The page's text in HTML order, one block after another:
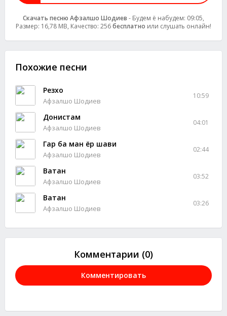
Скачать песню Афзалшо Шодиев - Будем ё набудем: 09:05,
Размер: 16,78 MB, Качество: 256бесплатно или слушать онлайн!
Похожие песни
Резхо
Афзалшо Шодиев
10:59
Донистам
Афзалшо Шодиев
04:01
Гар ба ман ёр шави
Афзалшо Шодиев
02:44
Ватан
Афзалшо Шодиев
03:52
Ватан
Афзалшо Шодиев
03:26
Комментарии (0)
Комментировать